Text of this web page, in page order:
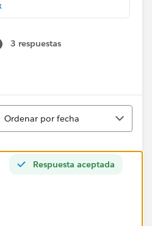
3 respuestas
Ordenar por fecha
Respuesta aceptada